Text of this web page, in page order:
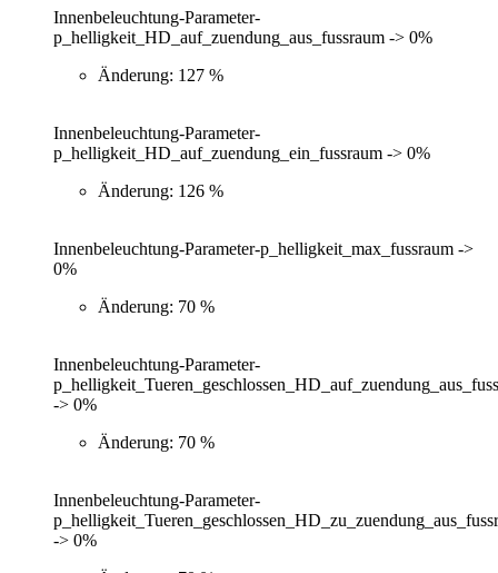
Innenbeleuchtung-Parameter-
p_helligkeit_HD_auf_zuendung_aus_fussraum -> 0%
Änderung: 127 %
Innenbeleuchtung-Parameter-
p_helligkeit_HD_auf_zuendung_ein_fussraum -> 0%
Änderung: 126 %
Innenbeleuchtung-Parameter-p_helligkeit_max_fussraum ->
0%
Änderung: 70 %
Innenbeleuchtung-Parameter-
-> 0%
Änderung: 70 %
Innenbeleuchtung-Parameter-
-> 0%